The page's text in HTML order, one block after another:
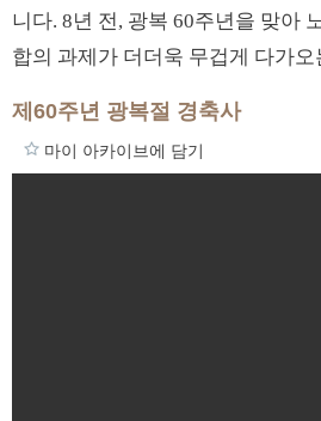
니다. 8년 전, 광복 60주년을 맞아
합의 과제가 더더욱 무겁게 다가
제60주년 광복절 경축사
마이 아카이브에 담기